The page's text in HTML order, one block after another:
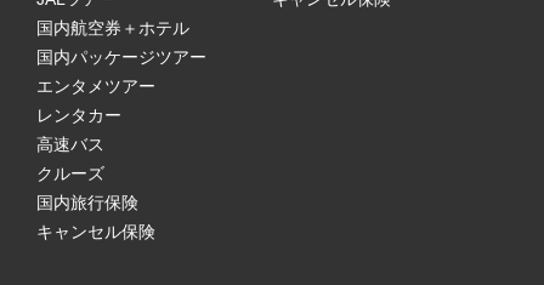
国内航空券＋ホテル
国内パッケージツアー
エンタメツアー
レンタカー
高速バス
クルーズ
国内旅行保険
キャンセル保険